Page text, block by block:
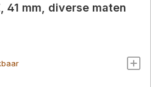
41 mm, diverse maten